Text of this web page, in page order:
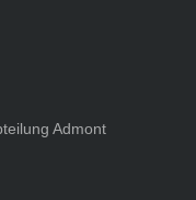
Admont